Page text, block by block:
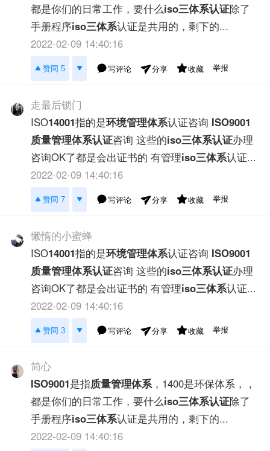
都是你们的日常工作，要什么iso三体系认证除了
手册程序iso三体系认证是共用的，剩下的...
2022-02-09 14:40:16
赞同 5 写评论 分享 收藏 举报
走最后锁门
ISO14001指的是环境管理体系认证咨询 ISO9001
质量管理体系认证咨询 这些的iso三体系认证办理
咨询OK了都是会出证书的 有管理iso三体系认证...
2022-02-09 14:40:16
赞同 7 写评论 分享 收藏 举报
懒惰的小蜜蜂
ISO14001指的是环境管理体系认证咨询 ISO9001
质量管理体系认证咨询 这些的iso三体系认证办理
咨询OK了都是会出证书的 有管理iso三体系认证...
2022-02-09 14:40:16
赞同 3 写评论 分享 收藏 举报
简心
ISO9001是指质量管理体系，1400是环保体系，，
都是你们的日常工作，要什么iso三体系认证除了
手册程序iso三体系认证是共用的，剩下的...
2022-02-09 14:40:16